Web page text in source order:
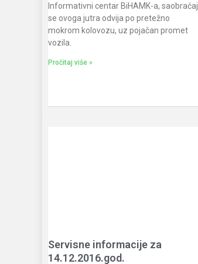
Informativni centar BiHAMK-a, saobraćaj
se ovoga jutra odvija po pretežno
mokrom kolovozu, uz pojačan promet
vozila.
Pročitaj više »
Servisne informacije za
14.12.2016.god.